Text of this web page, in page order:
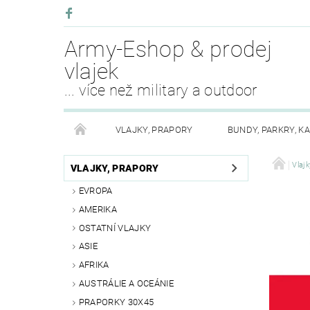
Army-Eshop & prodej
vlajek
... více než military a outdoor
VLAJKY, PRAPORY BUNDY, PARKRY,
KALHOTY, SUKNĚ PLÁŠTĚNKY, ODĚVY DO
OSTATNÍ -
VLAJKY, PRAPORY
EVROPA
AMERIKA
OSTATNÍ VLAJKY
ASIE
AFRIKA
AUSTRÁLIE A OCEÁNIE
PRAPORKY 30X45